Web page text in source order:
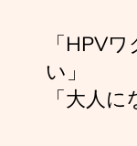
「HPV
い」
「大人